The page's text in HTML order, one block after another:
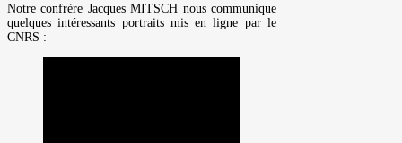
Notre confrère Jacques MITSCH nous communique
quelques intéressants portraits mis en ligne par le
CNRS :